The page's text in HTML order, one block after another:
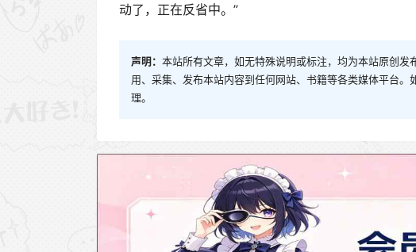
动了，正在反省中。”
声明： 本站所有文章，如无特殊说明或标注，均为本站原创
用、采集、发布本站内容到任何网站、书籍等各类媒体平台
理。